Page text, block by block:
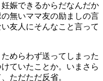
娠できるからだなんだか
無いママ友の励ましの言
友人にそんなこと言って
めらわず送ってしまった
ていたことか。いまさら
ただただ反省。